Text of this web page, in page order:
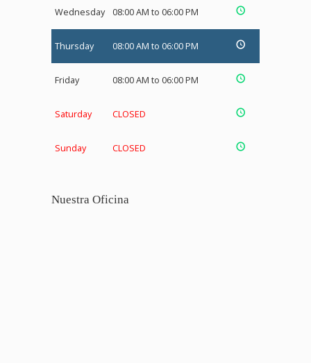
Wednesday 08:00 AM to 06:00 PM
Thursday 08:00 AM to 06:00 PM
Friday 08:00 AM to 06:00 PM
Saturday CLOSED
Sunday CLOSED
Nuestra Oficina